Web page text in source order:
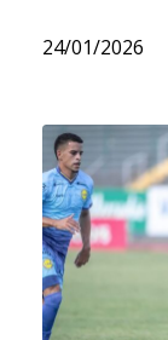
24/01/2026